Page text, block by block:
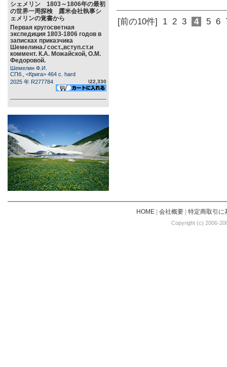
シェメリン 1803～1806年の最初
の世界一周探検 露米会社執事シ
ェメリンの覚書から
Первая кругосветная
экспедиция 1803-1806 годов в
записках приказчика
Шемелина./ сост.,вступ.ст.и
коммент. К.А. Можайской, О.М.
Федоровой.
Шемелин Ф.И.
СПб., <Крига> 464 c. hard
2025 年 R277784
\22,330
[前の10件] 1 2 3 4 5 6
HOME| 会社概要| 特定商取引に
Copyright (c) 2006-